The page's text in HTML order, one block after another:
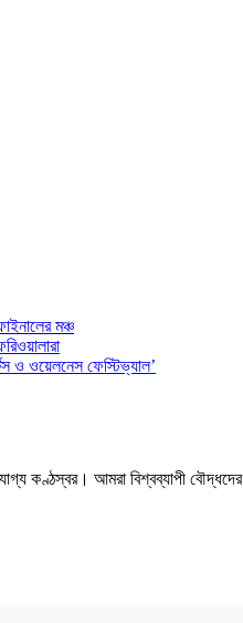
মঞ্চ
ও ওয়েলনেস ফেস্টিভ্যাল’
কণ্ঠস্বর। আমরা বিশ্বব্যাপী